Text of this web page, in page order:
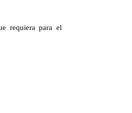
requiera para el